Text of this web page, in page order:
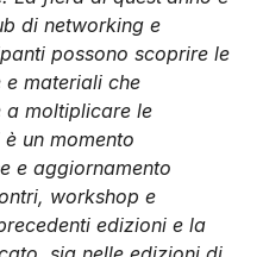
di networking e
possono scoprire le
e materiali che
a moltiplicare le
un momento
e aggiornamento
workshop e
edizioni e la